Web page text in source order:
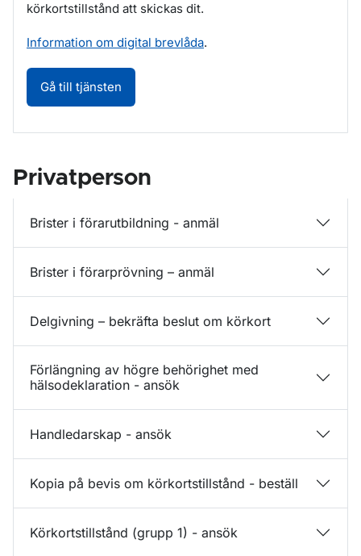
körkortstillstånd att skickas dit.
Information om digital brevlåda.
Gå till tjänsten
Privatperson
Brister i förarutbildning - anmäl
Brister i förarprövning – anmäl
Delgivning – bekräfta beslut om körkort
Förlängning av högre behörighet med
hälsodeklaration - ansök
Handledarskap - ansök
Kopia på bevis om körkortstillstånd - beställ
Körkortstillstånd (grupp 1) - ansök